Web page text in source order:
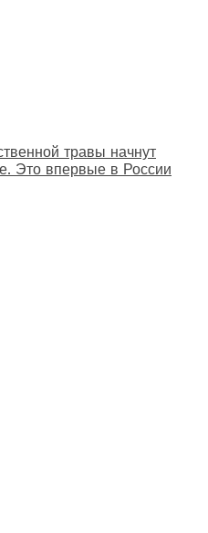
травы начнут
Это впервые в России